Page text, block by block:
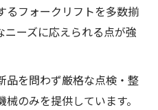
るフォークリフトを多数揃
ニーズに応えられる点が強
品を問わず厳格な点検・整
のみを提供しています。